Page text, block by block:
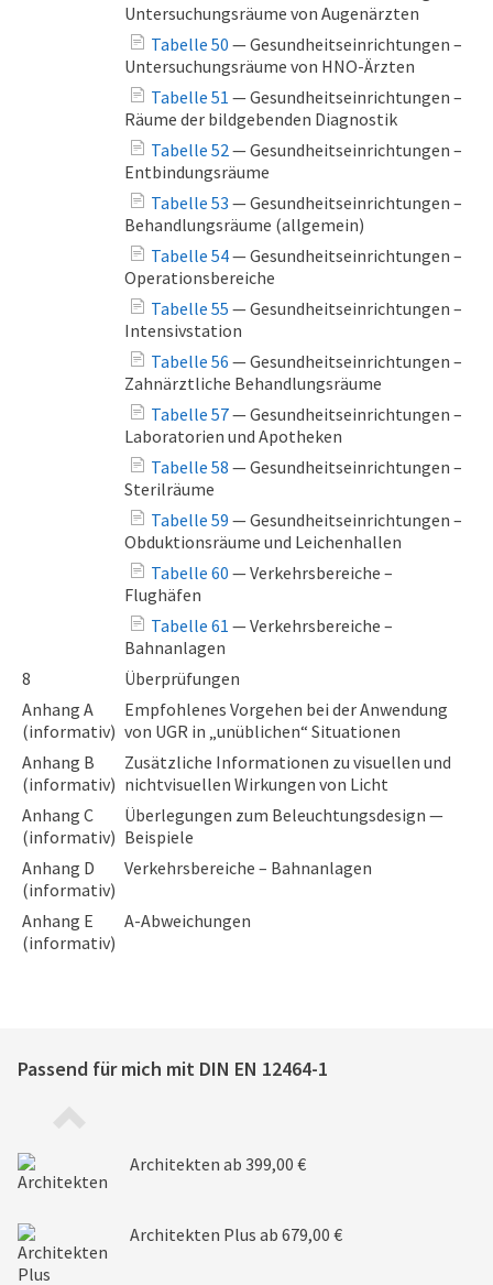
Untersuchungsräume von Augenärzten
Tabelle 50 — Gesundheitseinrichtungen –
Untersuchungsräume von HNO-Ärzten
Tabelle 51 — Gesundheitseinrichtungen –
Räume der bildgebenden Diagnostik
Tabelle 52— Gesundheitseinrichtungen –
Entbindungsräume
Tabelle 53 — Gesundheitseinrichtungen –
Behandlungsräume (allgemein)
Tabelle 54— Gesundheitseinrichtungen –
Operationsbereiche
Tabelle 55 — Gesundheitseinrichtungen –
Intensivstation
Tabelle 56 — Gesundheitseinrichtungen –
Zahnärztliche Behandlungsräume
Tabelle 57— Gesundheitseinrichtungen –
Laboratorien und Apotheken
Tabelle 58 — Gesundheitseinrichtungen –
Sterilräume
Tabelle 59 — Gesundheitseinrichtungen –
Obduktionsräume und Leichenhallen
Tabelle 60 — Verkehrsbereiche –
Flughäfen
Tabelle 61 — Verkehrsbereiche –
Bahnanlagen
8
Überprüfungen
Anhang A
(informativ)
Empfohlenes Vorgehen bei der Anwendung
von UGR in „unüblichen“ Situationen
Anhang B
(informativ)
Zusätzliche Informationen zu visuellen und
nichtvisuellen Wirkungen von Licht
Anhang C
(informativ)
Überlegungen zum Beleuchtungsdesign —
Beispiele
Anhang D
(informativ)
Verkehrsbereiche – Bahnanlagen
Anhang E
(informativ)
A-Abweichungen
Passend für mich mit DIN EN 12464-1
Architekten ab 399,00 €
Architekten Plus ab 679,00 €